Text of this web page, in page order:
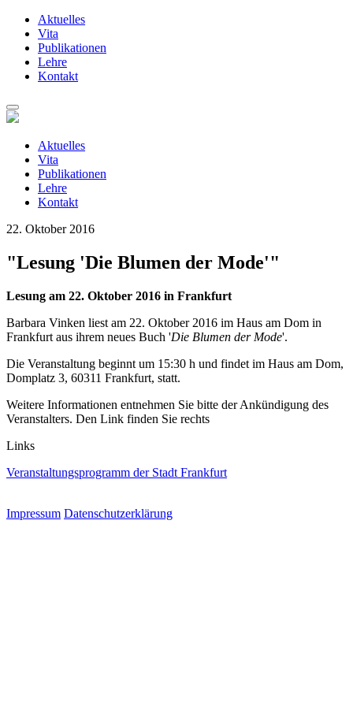
Aktuelles
Vita
Publikationen
Lehre
Kontakt
Zum
springenAktuelles
Vita
Publikationen
Lehre
Kontakt
22. Oktober 2016
"Lesung 'Die Blumen der Mode'"
Lesung am 22. Oktober 2016 in Frankfurt
Barbara Vinken liest am 22. Oktober 2016 im Haus am Dom in
Frankfurt aus ihrem neues Buch 'Die Blumen der Mode'.
Die Veranstaltung beginnt um 15:30 h und findet im Haus am Dom,
Domplatz 3, 60311 Frankfurt, statt.
Weitere Informationen entnehmen Sie bitte der Ankündigung des
Veranstalters. Den Link finden Sie rechts
Links
Veranstaltungsprogramm der Stadt Frankfurt
Impressum Datenschutzerklärung